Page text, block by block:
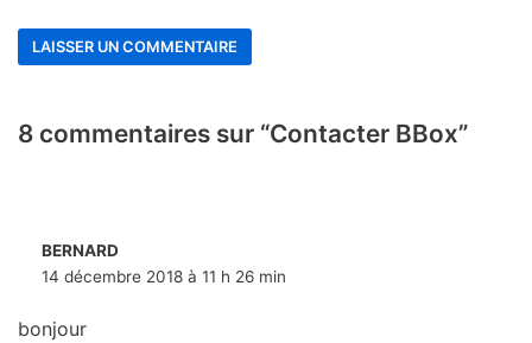
8 commentaires sur “Contacter BBox”
BERNARD
14 décembre 2018 à 11 h 26 min
bonjour